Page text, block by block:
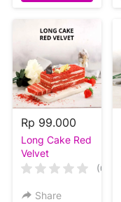
Rp 99.000
Long Cake Red
Velvet
(0)
Share